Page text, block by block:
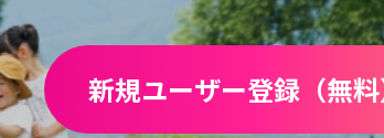
新規ユーザー登録（無料